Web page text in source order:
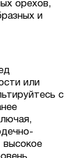
орехов,
и
или
с
высокое